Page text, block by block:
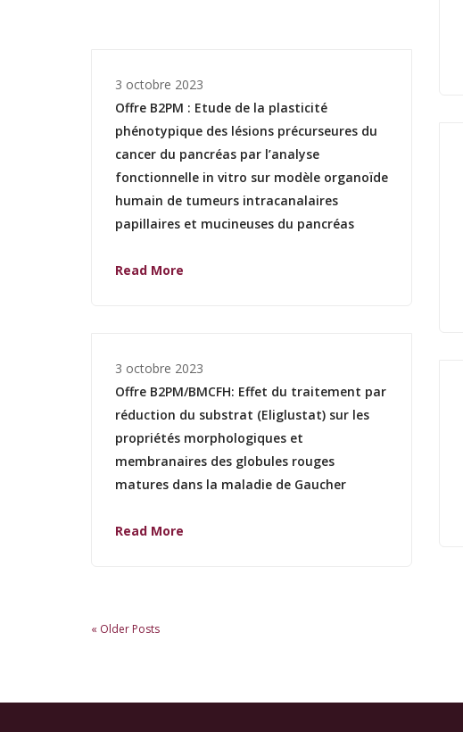
3 octobre 2023
Offre B2PM : Etude de la plasticité
phénotypique des lésions précurseures du
cancer du pancréas par l’analyse
fonctionnelle in vitro sur modèle organoïde
humain de tumeurs intracanalaires
papillaires et mucineuses du pancréas
Read More
3 octobre 2023
Offre B2PM/BMCFH: Effet du traitement par
réduction du substrat (Eliglustat) sur les
propriétés morphologiques et
membranaires des globules rouges
matures dans la maladie de Gaucher
Read More
« Older Posts